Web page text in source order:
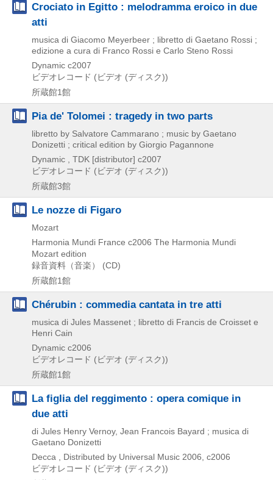
Crociato in Egitto : melodramma eroico in due
atti
musica di Giacomo Meyerbeer ; libretto di Gaetano Rossi ;
edizione a cura di Franco Rossi e Carlo Steno Rossi
Dynamic c2007
ビデオレコード (ビデオ (ディスク))
所蔵館1館
Pia de' Tolomei : tragedy in two parts
libretto by Salvatore Cammarano ; music by Gaetano
Donizetti ; critical edition by Giorgio Pagannone
Dynamic , TDK [distributor] c2007
ビデオレコード (ビデオ (ディスク))
所蔵館3館
Le nozze di Figaro
Mozart
Harmonia Mundi France c2006 The Harmonia Mundi
Mozart edition
録音資料（音楽） (CD)
所蔵館1館
Chérubin : commedia cantata in tre atti
musica di Jules Massenet ; libretto di Francis de Croisset e
Henri Cain
Dynamic c2006
ビデオレコード (ビデオ (ディスク))
所蔵館1館
La figlia del reggimento : opera comique in
due atti
di Jules Henry Vernoy, Jean Francois Bayard ; musica di
Gaetano Donizetti
Decca , Distributed by Universal Music 2006, c2006
ビデオレコード (ビデオ (ディスク))